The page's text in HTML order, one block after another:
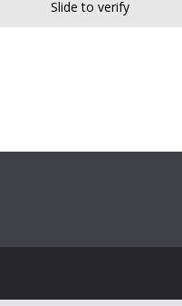
Slide to verify